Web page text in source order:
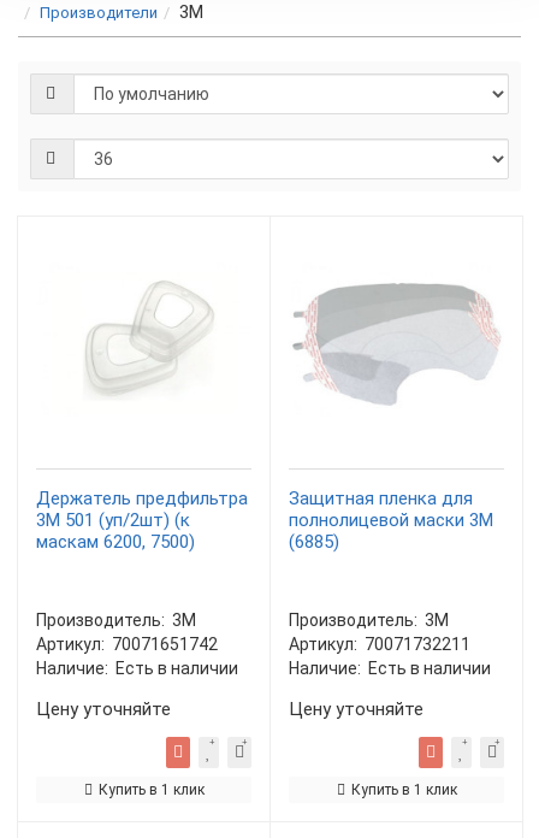
Производители 3М
Держатель предфильтра
3М 501 (уп/2шт) (к
маскам 6200, 7500)
Производитель: 3М
Артикул: 70071651742
Наличие: Есть в наличии
Цену уточняйте
Купить в 1 клик
Защитная пленка для
полнолицевой маски 3М
(6885)
Производитель: 3М
Артикул: 70071732211
Наличие: Есть в наличии
Цену уточняйте
Купить в 1 клик